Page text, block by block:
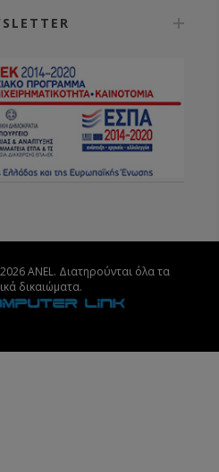
ANEL. Διατηρούνται όλα τα
δικαιώματα.